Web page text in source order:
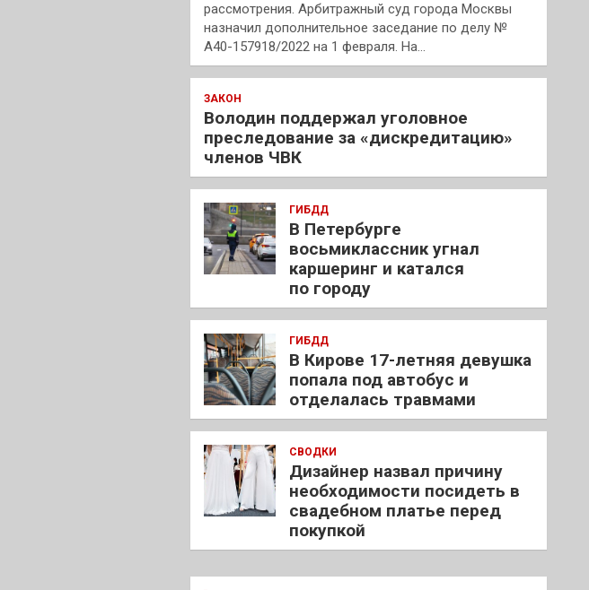
рассмотрения. Арбитражный суд города Москвы
назначил дополнительное заседание по делу №
А40-157918/2022 на 1 февраля. На…
ЗАКОН
Володин поддержал уголовное
преследование за «дискредитацию»
членов ЧВК
ГИБДД
В Петербурге
восьмиклассник угнал
каршеринг и катался
по городу
ГИБДД
В Кирове 17-летняя девушка
попала под автобус и
отделалась травмами
СВОДКИ
Дизайнер назвал причину
необходимости посидеть в
свадебном платье перед
покупкой